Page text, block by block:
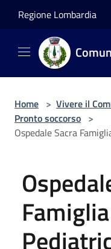
Regione Lombardia
Home > Vivere il
Pronto soccorso >
Ospedale Sacra